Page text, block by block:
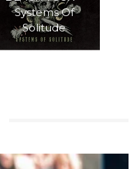
Systems Of
Solitude